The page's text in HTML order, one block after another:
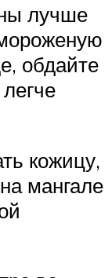
лучше
обдайте
кожицу,
мангале